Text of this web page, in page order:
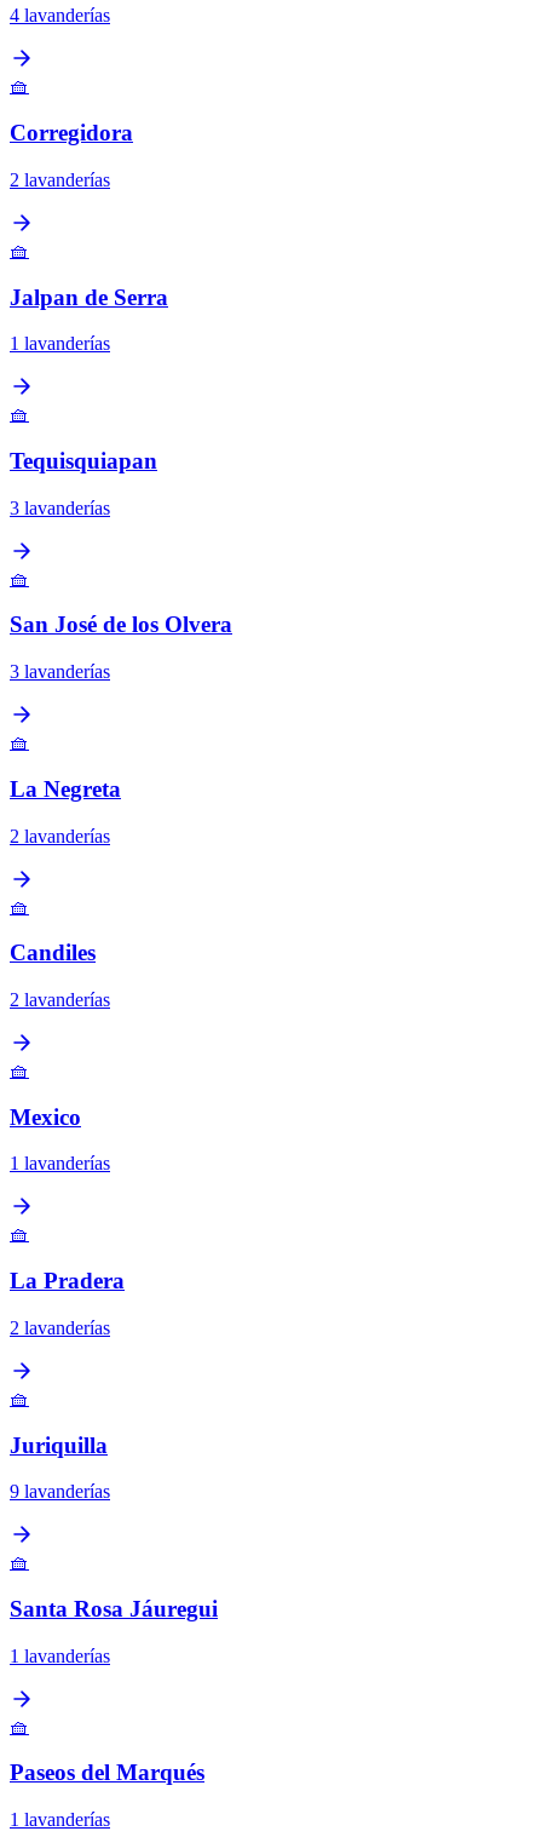
4 lavanderías
🧺
Corregidora
2 lavanderías
🧺
Jalpan de Serra
1 lavanderías
🧺
Tequisquiapan
3 lavanderías
🧺
San José de los Olvera
3 lavanderías
🧺
La Negreta
2 lavanderías
🧺
Candiles
2 lavanderías
🧺
Mexico
1 lavanderías
🧺
La Pradera
2 lavanderías
🧺
Juriquilla
9 lavanderías
🧺
Santa Rosa Jáuregui
1 lavanderías
🧺
Paseos del Marqués
1 lavanderías